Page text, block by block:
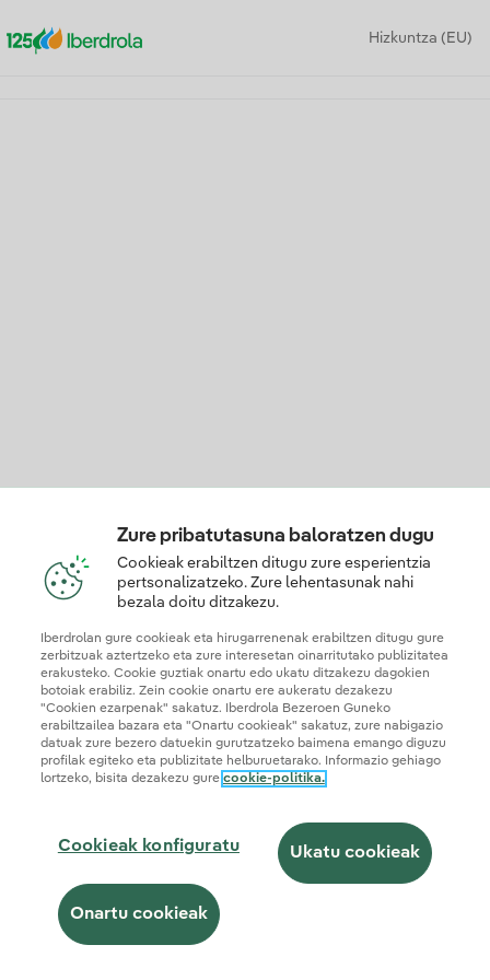
Hizkuntza (EU)
Zure pribatutasuna baloratzen dugu
Cookieak erabiltzen ditugu zure esperientzia
pertsonalizatzeko. Zure lehentasunak nahi
bezala doitu ditzakezu.
Iberdrolan gure cookieak eta hirugarrenenak erabiltzen ditugu gure
zerbitzuak aztertzeko eta zure interesetan oinarritutako publizitatea
erakusteko. Cookie guztiak onartu edo ukatu ditzakezu dagokien
botoiak erabiliz. Zein cookie onartu ere aukeratu dezakezu
"Cookien ezarpenak" sakatuz. Iberdrola Bezeroen Guneko
erabiltzailea bazara eta "Onartu cookieak" sakatuz, zure nabigazio
datuak zure bezero datuekin gurutzatzeko baimena emango diguzu
profilak egiteko eta publizitate helburuetarako. Informazio gehiago
lortzeko, bisita dezakezu gure cookie-politika.
Cookieak konfiguratu Ukatu cookieak
Onartu cookieak